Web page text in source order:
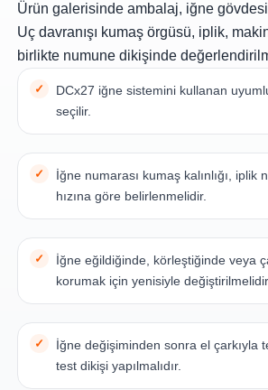
Ürün galerisinde ambalaj, iğne
Uç davranışı kumaş örgüsü, iplik,
birlikte numune dikişinde
DCx27 iğne sistemini kullanan
seçilir.
İğne numarası kumaş kalınlığı, iplik
hızına göre belirlenmelidir.
İğne eğildiğinde, körleştiğinde veya
korumak için yenisiyle değiştirilmelidir.
İğne değişiminden sonra el çarkıyla
test dikişi yapılmalıdır.